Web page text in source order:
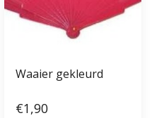
Waaier gekleurd
€1,90